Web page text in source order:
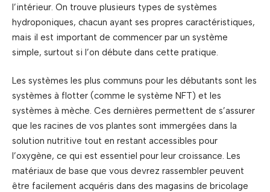
l’intérieur. On trouve plusieurs types de systèmes
hydroponiques, chacun ayant ses propres caractéristiques,
mais il est important de commencer par un système
simple, surtout si l’on débute dans cette pratique.
Les systèmes les plus communs pour les débutants sont les
systèmes à flotter (comme le système NFT) et les
systèmes à mèche. Ces dernières permettent de s’assurer
que les racines de vos plantes sont immergées dans la
solution nutritive tout en restant accessibles pour
l’oxygène, ce qui est essentiel pour leur croissance. Les
matériaux de base que vous devrez rassembler peuvent
être facilement acquéris dans des magasins de bricolage